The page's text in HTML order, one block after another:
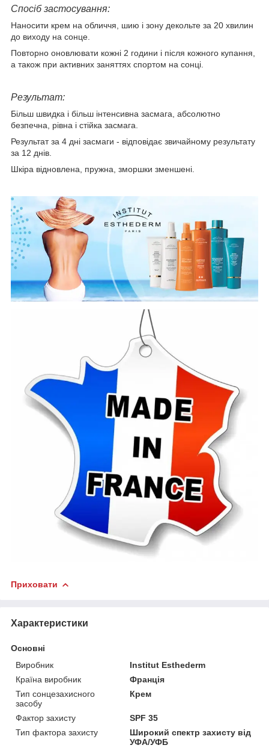
Спосіб застосування:
Наносити крем на обличчя, шию і зону декольте за 20 хвилин
до виходу на сонце.
Повторно оновлювати кожні 2 години і після кожного купання,
а також при активних заняттях спортом на сонці.
Результат:
Більш швидка і більш інтенсивна засмага, абсолютно
безпечна, рівна і стійка засмага.
Результат за 4 дні засмаги - відповідає звичайному результату
за 12 днів.
Шкіра відновлена, пружна, зморшки зменшені.
Приховати
Характеристики
Основні
Виробник
Institut Esthederm
Країна виробник
Франція
Тип сонцезахисного
засобу
Крем
Фактор захисту
SPF 35
Тип фактора захисту
Широкий спектр захисту від
УФА/УФБ